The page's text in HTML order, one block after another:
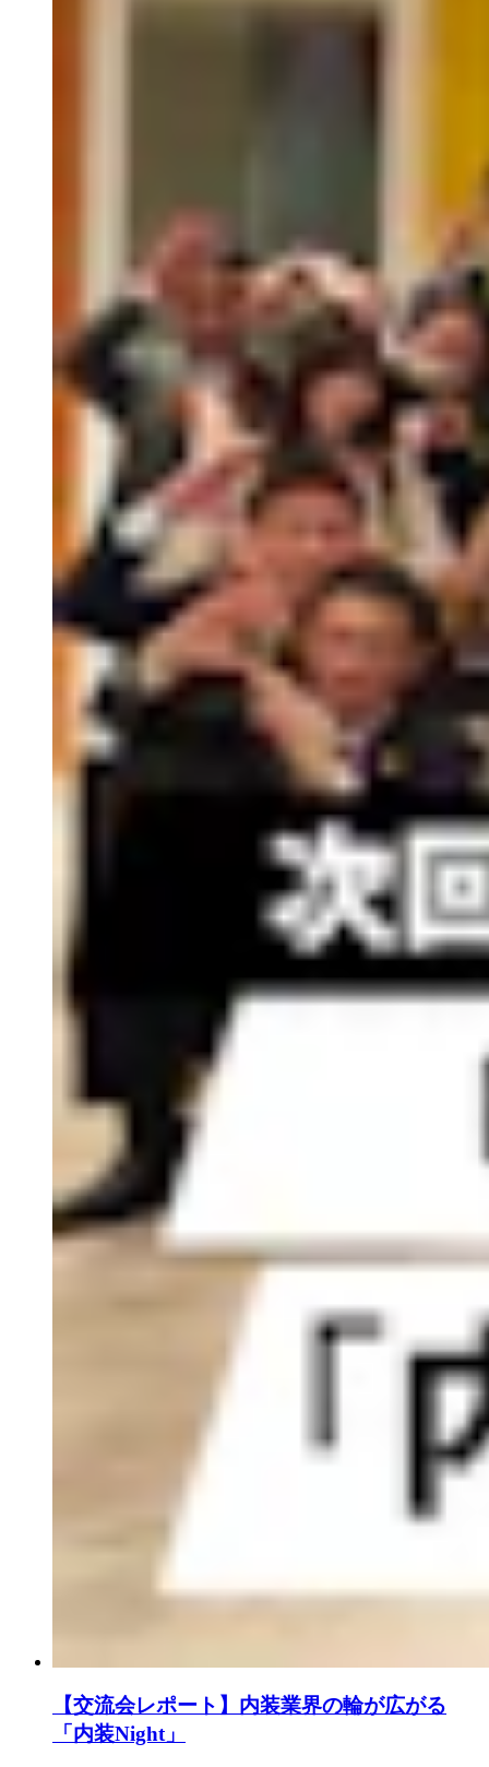
【交流会レポート】内装業界の輪が広がる
「内装Night」